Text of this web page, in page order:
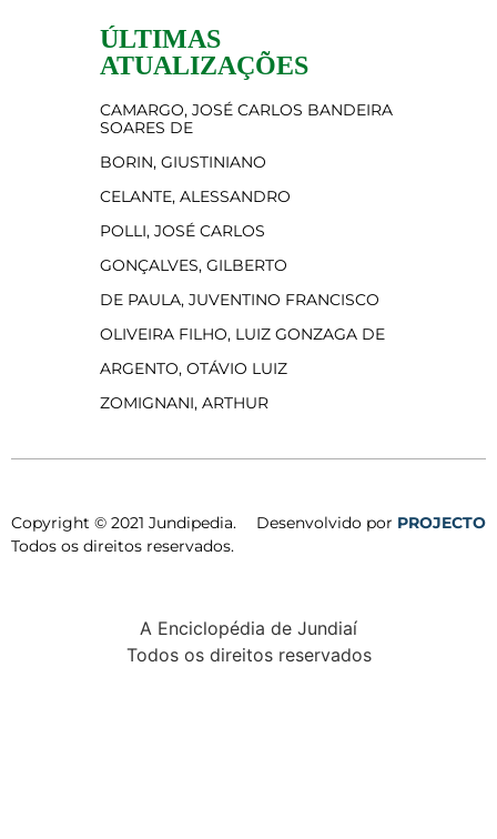
ÚLTIMAS
ATUALIZAÇÕES
CAMARGO, JOSÉ CARLOS BANDEIRA
SOARES DE
BORIN, GIUSTINIANO
CELANTE, ALESSANDRO
POLLI, JOSÉ CARLOS
GONÇALVES, GILBERTO
DE PAULA, JUVENTINO FRANCISCO
OLIVEIRA FILHO, LUIZ GONZAGA DE
ARGENTO, OTÁVIO LUIZ
ZOMIGNANI, ARTHUR
Copyright © 2021 Jundipedia.
Todos os direitos reservados.
Desenvolvido por PROJECTO
A Enciclopédia de Jundiaí
Todos os direitos reservados